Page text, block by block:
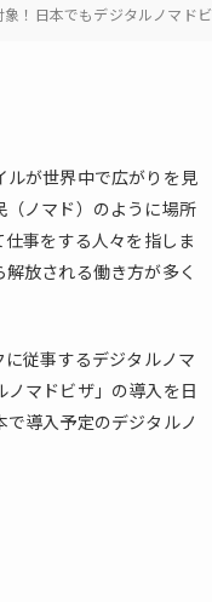
！日本でもデジタルノマド
ルが世界中で広がりを見
（ノマド）のように場所
事をする人々を指しま
放される働き方が多く
従事するデジタルノマ
ノマドビザ」の導入を日
導入予定のデジタルノ